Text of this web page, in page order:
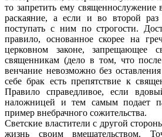
то запретить ему священнослужение
рас­каяние, а если и во второй раз
поступать с ним по строгости.
правило, осно­ванное скорее на
церковном законе, запрещающее
священникам (дело в том, что
вен­чание невозможно без
себе брак есть препятствие к
Правило справедливое, если
наложни­цей и тем самым подает
пример внебрачного сожительства.
Светские властители с другой
жизнь своим вмешательством.